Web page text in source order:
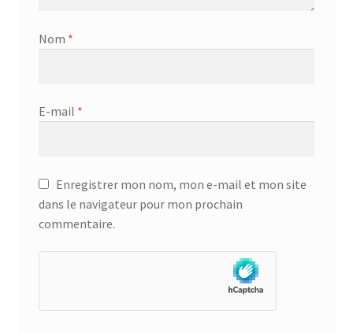
Nom *
E-mail *
Enregistrer mon nom, mon e-mail et mon site
dans le navigateur pour mon prochain
commentaire.